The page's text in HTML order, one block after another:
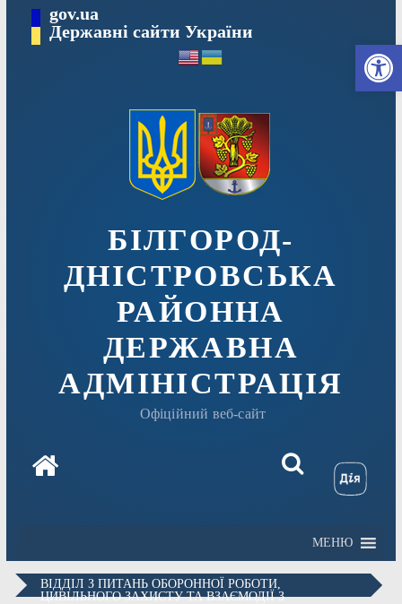
вмісту
gov.ua
Державні сайти України
БІЛГОРОД-
ДНІСТРОВСЬКА
РАЙОННА
ДЕРЖАВНА
АДМІНІСТРАЦІЯ
Офіційний веб-сайт
МЕНЮ
ВІДДІЛ З ПИТАНЬ ОБОРОННОЇ РОБОТИ,
ЦИВІЛЬНОГО ЗАХИСТУ ТА ВЗАЄМОДІЇ З